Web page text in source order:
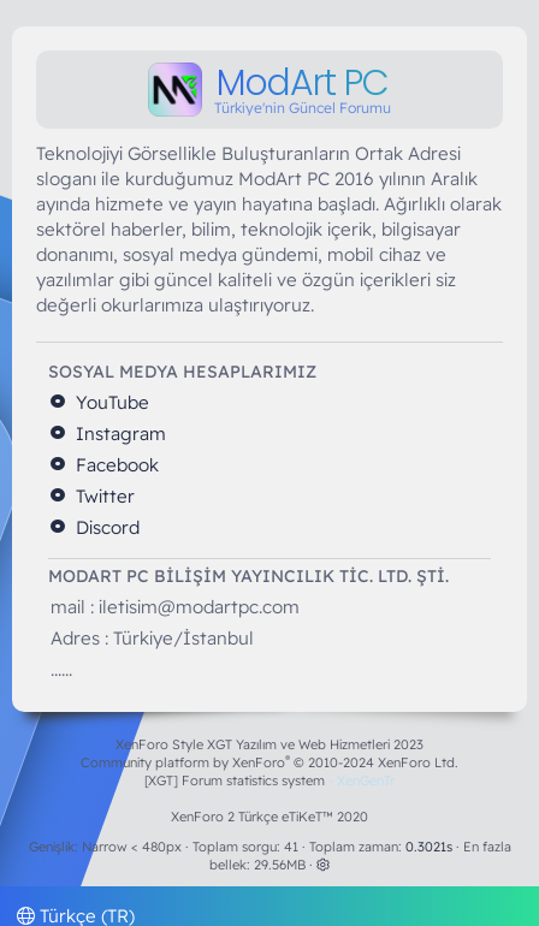
ModArt PC
Türkiye'nin Güncel Forumu
Teknolojiyi Görsellikle Buluşturanların Ortak Adresi
sloganı ile kurduğumuz ModArt PC 2016 yılının Aralık
ayında hizmete ve yayın hayatına başladı. Ağırlıklı olarak
sektörel haberler, bilim, teknolojik içerik, bilgisayar
donanımı, sosyal medya gündemi, mobil cihaz ve
yazılımlar gibi güncel kaliteli ve özgün içerikleri siz
değerli okurlarımıza ulaştırıyoruz.
SOSYAL MEDYA HESAPLARIMIZ
YouTube
Instagram
Facebook
Twitter
Discord
MODART PC BILIŞIM YAYINCILIK TİC. LTD. ŞTİ.
mail : iletisim@modartpc.com
Adres : Türkiye/İstanbul
......
XenForo Style XGT Yazılım ve Web Hizmetleri 2023
Community platform by XenForo® © 2010-2024 XenForo Ltd.
[XGT] Forum statistics system
- XenGenTr
XenForo 2 Türkçe eTiKeT™ 2020
Genişlik
Toplam sorgu 41 Toplam zaman 0.3021s
En fazla
bellek 29.56MB
Türkçe (TR)